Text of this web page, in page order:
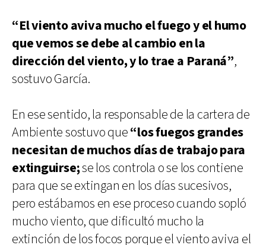
“El viento aviva mucho el fuego y el humo
que vemos se debe al cambio en la
dirección del viento, y lo trae a Paraná”,
sostuvo García.
En ese sentido, la responsable de la cartera de
Ambiente sostuvo que“los fuegos grandes
necesitan de muchos días de trabajo para
extinguirse;se los controla o se los contiene
para que se extingan en los días sucesivos,
pero estábamos en ese proceso cuando sopló
mucho viento, que dificultó mucho la
extinción de los focos porque el viento aviva el